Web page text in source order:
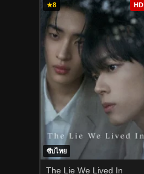
★8 HD
ซับไทย
The Lie We Lived In